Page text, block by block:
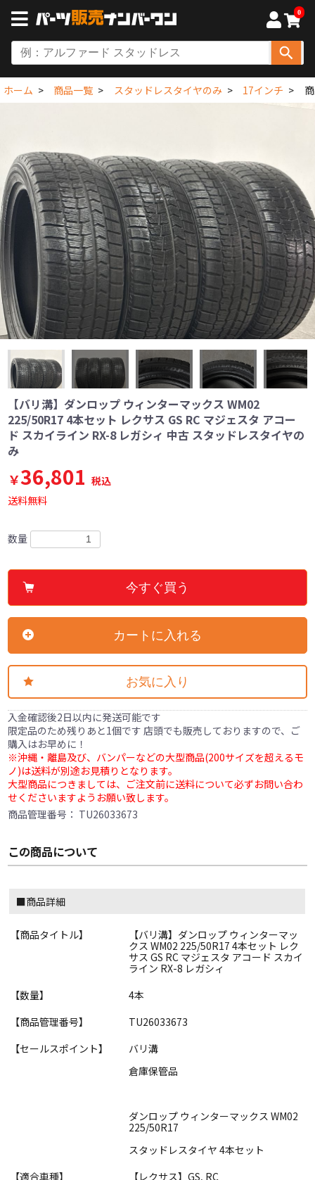
0
ホーム 商品一覧 スタッドレスタイヤのみ 17インチ
【バリ溝】ダンロップ ウィンターマックス WM02
225/50R17 4本セット レクサス GS RC マジェスタ アコー
ド スカイライン RX-8 レガシィ 中古 スタッドレスタイヤの
み
￥36,801 税込
送料無料
数量
今すぐ買う
カートに入れる
お気に入り
入金確認後2日以内に発送可能です
限定品のため残りあと1個です 店頭でも販売しておりますので、ご
購入はお早めに！
※沖縄・離島及び、バンパーなどの大型商品(200サイズを超えるモ
ノ)は送料が別途お見積りとなります。
大型商品につきましては、ご注文前に送料について必ずお問い合わ
せくださいますようお願い致します。
商品管理番号： TU26033673
この商品について
■商品詳細
【商品タイトル】
【バリ溝】ダンロップ ウィンターマッ
クス WM02 225/50R17 4本セット レク
サス GS RC マジェスタ アコード スカイ
ライン RX-8 レガシィ
【数量】
4本
【商品管理番号】
TU26033673
【セールスポイント】
バリ溝
倉庫保管品
ダンロップ ウィンターマックス WM02
225/50R17
スタッドレスタイヤ 4本セット
【適合車種】
【レクサス】GS, RC